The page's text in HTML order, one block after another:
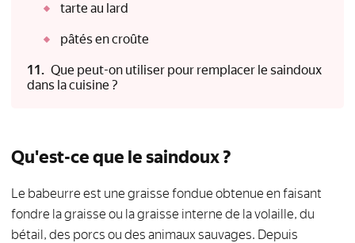
tarte au lard
pâtés en croûte
Que peut-on utiliser pour remplacer le saindoux
dans la cuisine ?
Qu'est-ce que le saindoux ?
Le babeurre est une graisse fondue obtenue en faisant
fondre la graisse ou la graisse interne de la volaille, du
bétail, des porcs ou des animaux sauvages. Depuis